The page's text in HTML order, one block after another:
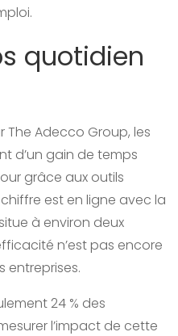
quotidien
The Adecco Group, les
d’un gain de temps
grâce aux outils
est en ligne avec la
à environ deux
n’est pas encore
entreprises.
24 % des
l’impact de cette